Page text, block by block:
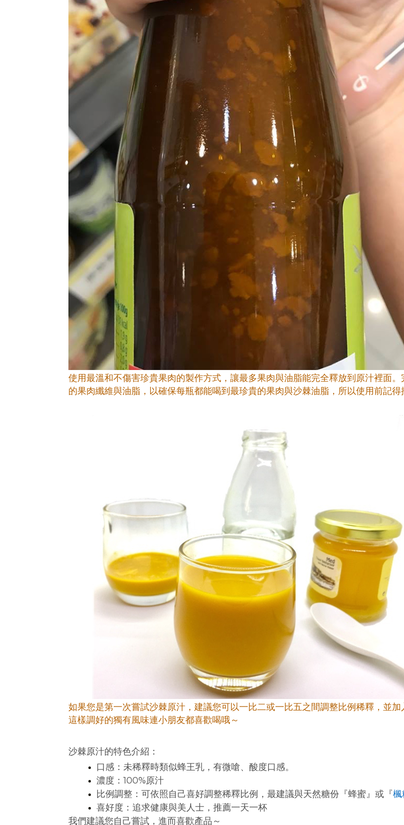
使用最溫和不傷害珍貴果肉的製作方式，讓最多果肉與油脂能完全釋放到原汁裡面
的果肉纖維與油脂，以確保每瓶都能喝到最珍貴的果肉與沙棘油脂，所以使用前記得
如果您是第一次嘗試沙棘原汁，建議您可以一比二或一比五之間調整比例稀釋，並加
這樣調好的獨有風味連小朋友都喜歡喝哦～
沙棘原汁的特色介紹：
口感：未稀釋時類似蜂王乳，有微嗆、酸度口感。
濃度：100%原汁
比例調整：可依照自己喜好調整稀釋比例，最建議與天然糖份『蜂蜜』或『楓
喜好度：追求健康與美人士，推薦一天一杯
我們建議您自己嘗試，進而喜歡產品～